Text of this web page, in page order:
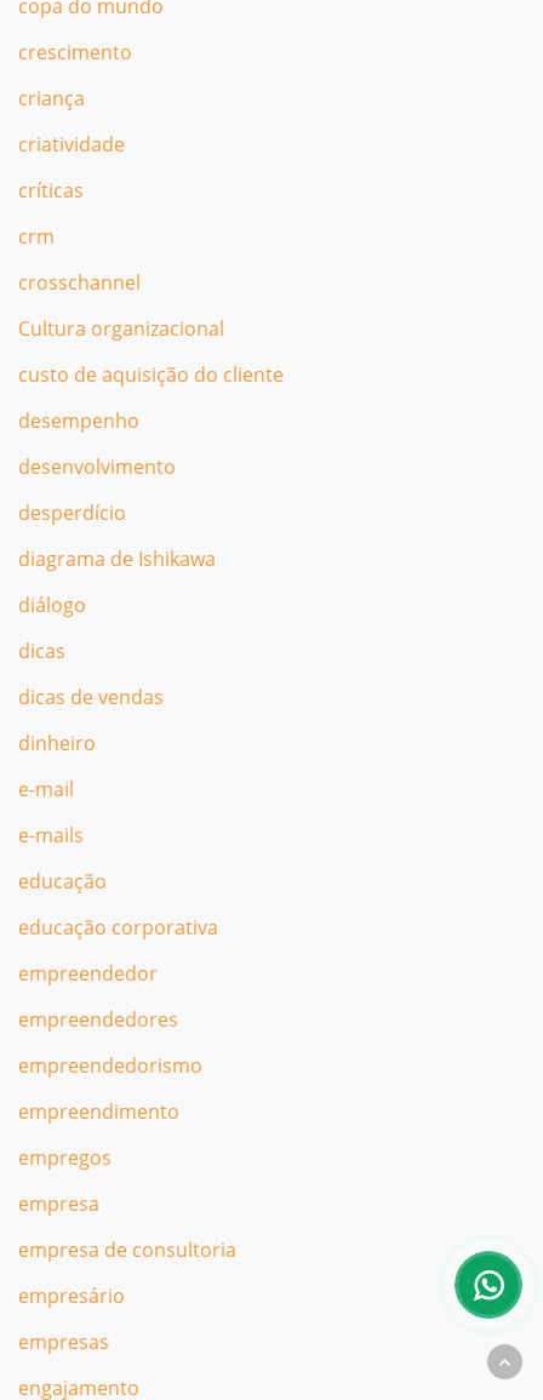
copa do mundo
crescimento
criança
criatividade
críticas
crm
crosschannel
Cultura organizacional
custo de aquisição do cliente
desempenho
desenvolvimento
desperdício
diagrama de Ishikawa
diálogo
dicas
dicas de vendas
dinheiro
e-mail
e-mails
educação
educação corporativa
empreendedor
empreendedores
empreendedorismo
empreendimento
empregos
empresa
empresa de consultoria
empresário
empresas
engajamento